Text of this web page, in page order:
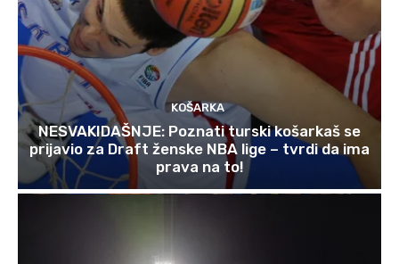
KOŠARKA
NESVAKIDAŠNJE: Poznati turski košarkaš se
prijavio za Draft ženske NBA lige – tvrdi da ima
prava na to!